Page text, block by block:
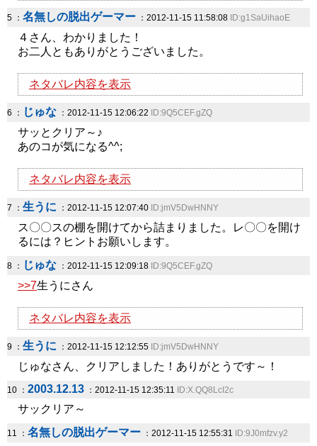
5 ： 名無しの脱出ゲーマー ：2012-11-15 11:58:08 ID:g1SaUihaoE
４さん、わかりました！
お二人ともありがとうございました。
ネタバレ内容を表示
6 ： じゅな ：2012-11-15 12:06:22 ID:9Q5CEF.gZQ
サッとクリア～♪
あのコが気になる^^;
ネタバレ内容を表示
7 ： 生うに ：2012-11-15 12:07:40 ID:jmV5DwHNNY
ス〇〇スの棚を開けてから詰まりました。レ〇〇を開け
るには？ヒントお願いします。
8 ： じゅな ：2012-11-15 12:09:18 ID:9Q5CEF.gZQ
>>7生うにさん
ネタバレ内容を表示
9 ： 生うに ：2012-11-15 12:12:55 ID:jmV5DwHNNY
じゅなさん、クリアしました！ありがとうです～！
10 ： 2003.12.13 ：2012-11-15 12:35:11 ID:X.QQ8LcI2c
サックリア～
11 ： 名無しの脱出ゲーマー ：2012-11-15 12:55:31 ID:9J0mfzv.y2